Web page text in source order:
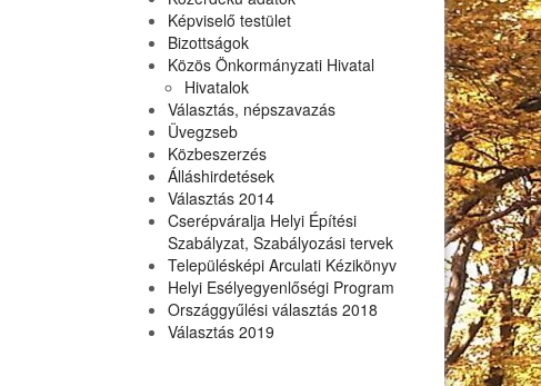
Képviselő testület
Bizottságok
Közös Önkormányzati Hivatal
Hivatalok
Választás, népszavazás
Üvegzseb
Közbeszerzés
Álláshirdetések
Választás 2014
Cserépváralja Helyi Építési
Szabályzat, Szabályozási tervek
Településképi Arculati Kézikönyv
Helyi Esélyegyenlőségi Program
Országgyűlési választás 2018
Választás 2019